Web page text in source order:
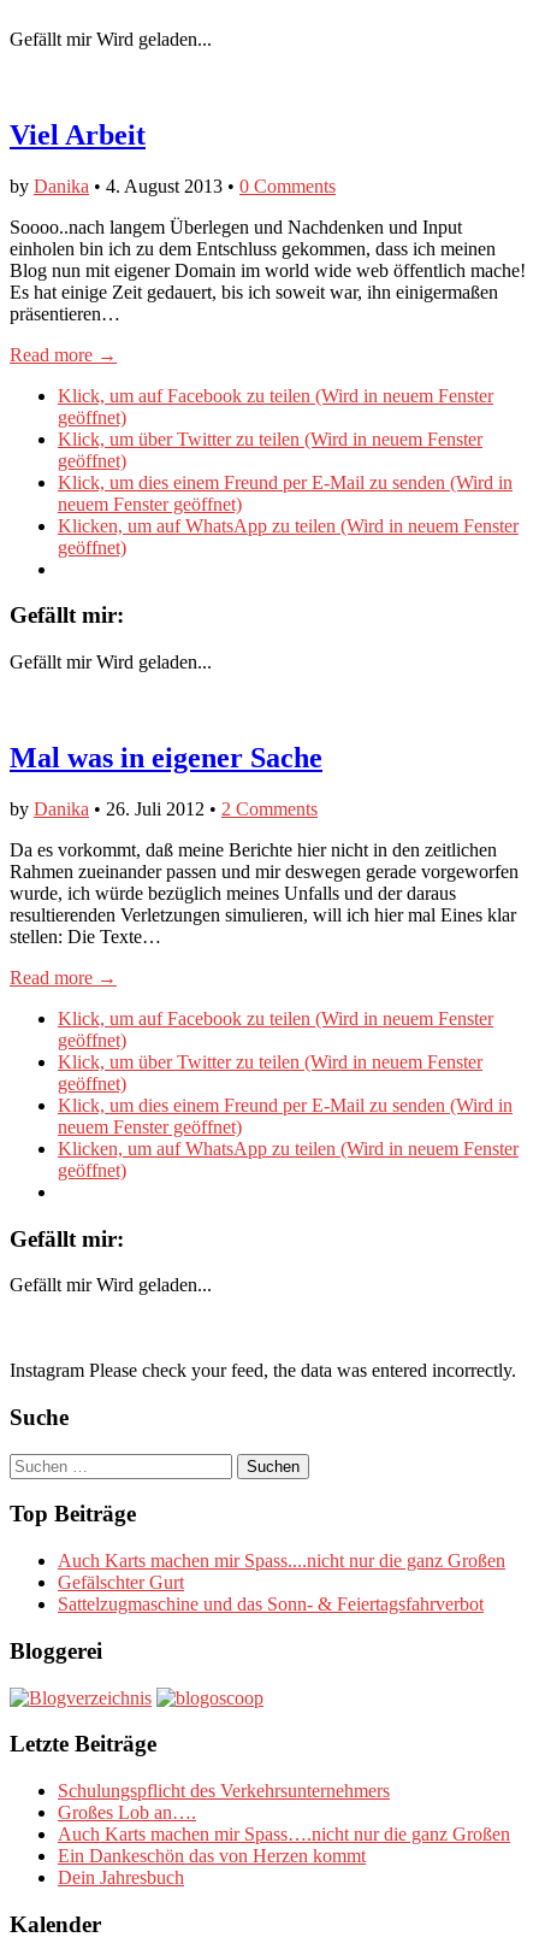
Gefällt mir Wird geladen...
Viel Arbeit
by Danika • 4. August 2013 • 0 Comments
Soooo..nach langem Überlegen und Nachdenken und Input
einholen bin ich zu dem Entschluss gekommen, dass ich meinen
Blog nun mit eigener Domain im world wide web öffentlich mache!
Es hat einige Zeit gedauert, bis ich soweit war, ihn einigermaßen
präsentieren…
Read more →
Klick, um auf Facebook zu teilen (Wird in neuem Fenster
geöffnet)
Klick, um über Twitter zu teilen (Wird in neuem Fenster
geöffnet)
Klick, um dies einem Freund per E-Mail zu senden (Wird in
neuem Fenster geöffnet)
Klicken, um auf WhatsApp zu teilen (Wird in neuem Fenster
geöffnet)
Gefällt mir:
Gefällt mir Wird geladen...
Mal was in eigener Sache
by Danika • 26. Juli 2012 • 2 Comments
Da es vorkommt, daß meine Berichte hier nicht in den zeitlichen
Rahmen zueinander passen und mir deswegen gerade vorgeworfen
wurde, ich würde bezüglich meines Unfalls und der daraus
resultierenden Verletzungen simulieren, will ich hier mal Eines klar
stellen: Die Texte…
Read more →
Klick, um auf Facebook zu teilen (Wird in neuem Fenster
geöffnet)
Klick, um über Twitter zu teilen (Wird in neuem Fenster
geöffnet)
Klick, um dies einem Freund per E-Mail zu senden (Wird in
neuem Fenster geöffnet)
Klicken, um auf WhatsApp zu teilen (Wird in neuem Fenster
geöffnet)
Gefällt mir:
Gefällt mir Wird geladen...
Instagram Please check your feed, the data was entered incorrectly.
Suche
Suchen
nach:
Top Beiträge
Auch Karts machen mir Spass....nicht nur die ganz Großen
Gefälschter Gurt
Sattelzugmaschine und das Sonn- & Feiertagsfahrverbot
Bloggerei
Letzte Beiträge
Schulungspflicht des Verkehrsunternehmers
Großes Lob an….
Auch Karts machen mir Spass….nicht nur die ganz Großen
Ein Dankeschön das von Herzen kommt
Dein Jahresbuch
Kalender